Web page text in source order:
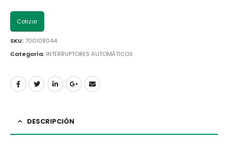
Cotizar
SKU:700108044
Categoría: INTERRUPTORES AUTOMÁTICOS
DESCRIPCIÓN